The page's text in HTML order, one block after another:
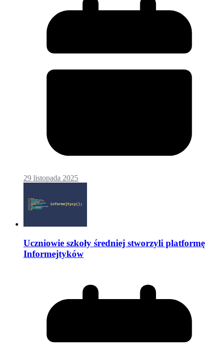
29 listopada 2025
Uczniowie szkoły średniej stworzyli platformę
Informejtyków